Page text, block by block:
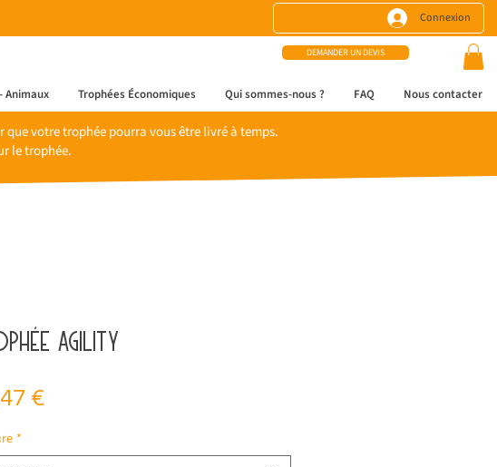
Connexion
DEMANDER UN DEVIS
Animaux Trophées Économiques Qui sommes-nous ? FAQ Nous contacter
que votre trophée pourra vous être livré à temps.
le trophée.
agility
€
*